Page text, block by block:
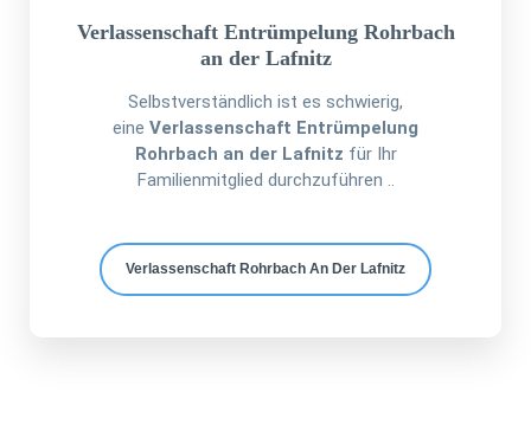
Verlassenschaft Entrümpelung Rohrbach
an der Lafnitz
Selbstverständlich ist es schwierig,
eine Verlassenschaft Entrümpelung
Rohrbach an der Lafnitz für Ihr
Familienmitglied durchzuführen ..
Verlassenschaft Rohrbach An Der Lafnitz